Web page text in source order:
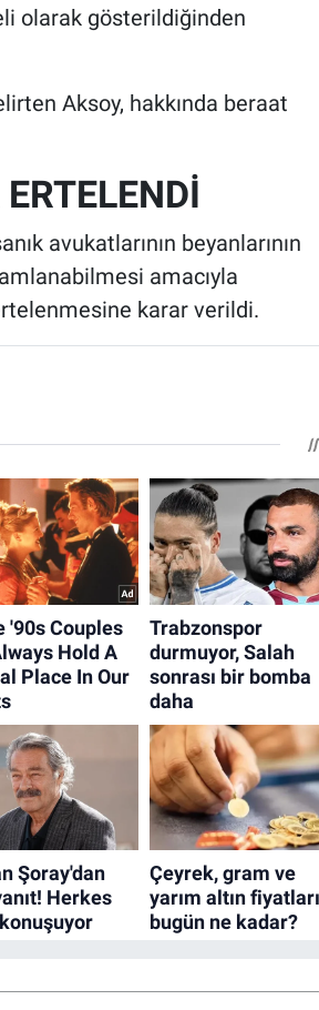
olarak gösterildiğinden
Aksoy, hakkında beraat
avukatlarının beyanlarının
amacıyla
karar verildi.